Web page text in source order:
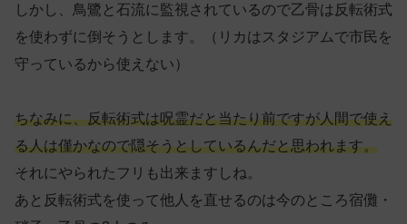
しかし、鳥鷺と石流に監視されているので乙骨は反転術式
を使わずに倒そうとします。（リカはスタジアムで市民を
守っているから使えない）
ちなみに、反転術式は呪霊だと当たり前ですが人間で使え
る人は僅かなので隠そうとしているんだと思われます。
それにやられたフリも出来ますしね。
あと反転術式を使って他人を直せるのは今のところ宿儺・